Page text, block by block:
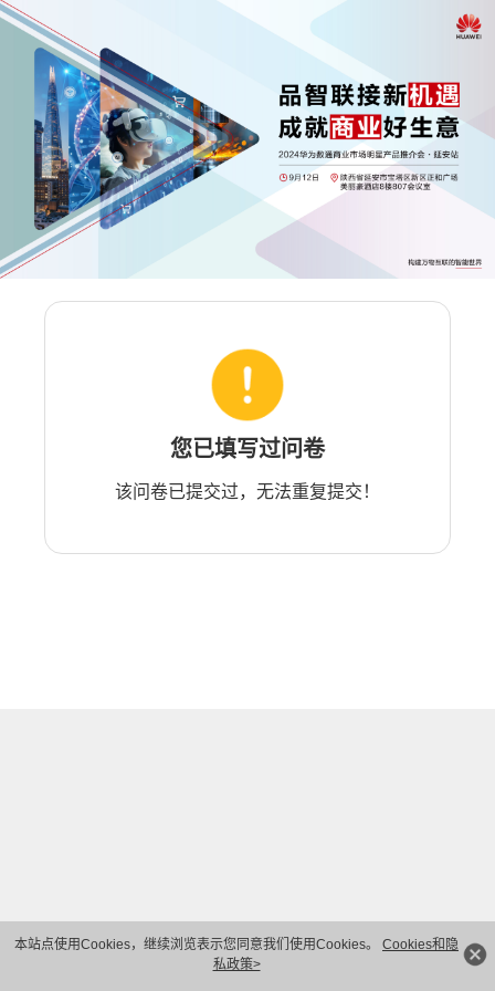
本站点使用Cookies，继续浏览表示您同意我们使用Cookies。 Cookies和隐
私政策>
您已填写过问卷
该问卷已提交过，无法重复提交！